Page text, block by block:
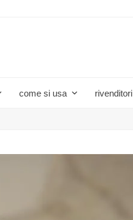
come si usa rivenditori